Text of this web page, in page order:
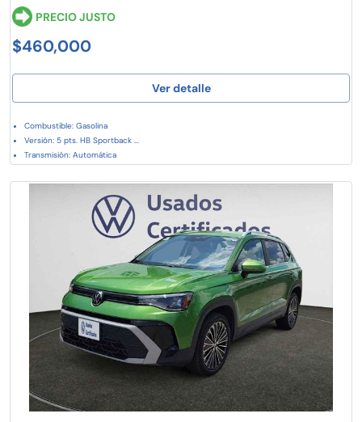
PRECIO JUSTO
$460,000
Ver detalle
Combustible: Gasolina
Versión: 5 pts. HB Sportback ...
Transmisión: Automática